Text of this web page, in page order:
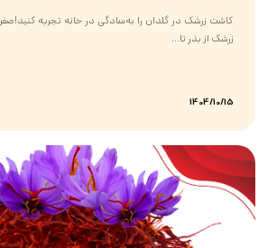
کاشت زرشک در گلدان را به‌سادگی در خانه تجربه
زرشک از بذر تا...
1404/10/15